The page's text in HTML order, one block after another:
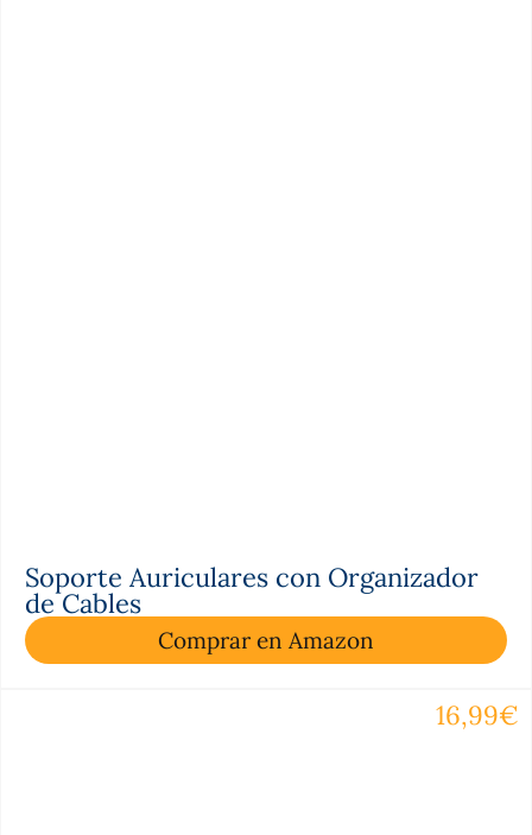
Soporte Auriculares con Organizador
de Cables
Comprar en Amazon
16,99€